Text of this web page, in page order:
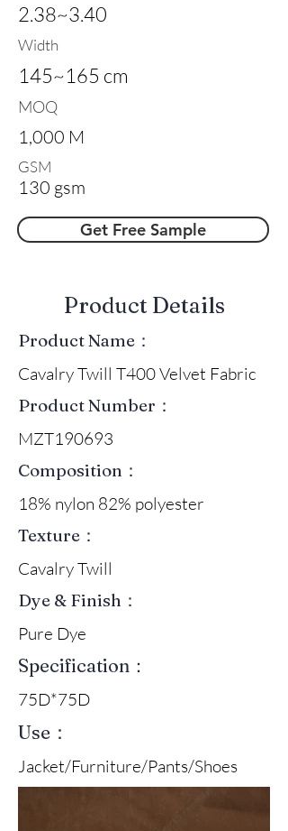
2.38~3.40
Width
145~165 cm
MOQ
1,000 M
GSM
130 gsm
Get Free Sample
​Product Details
Product Name：
Cavalry Twill T400 Velvet Fabric
Product Number：
MZT190693
Composition：
18% nylon 82% polyester
Texture：
Cavalry Twill
Dye & Finish：
Pure Dye
Specification：
75D*75D
Use：
Jacket/Furniture/Pants/Shoes